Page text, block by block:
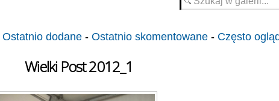
Ostatnio dodane- Ostatnio skomentowane- Często
Wielki Post 2012_1